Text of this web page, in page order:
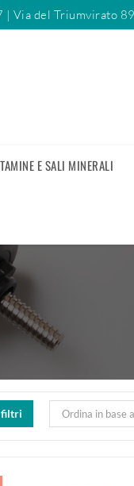
| Via del Triumvirato
E SALI MINERALI
filtri Ordina in base